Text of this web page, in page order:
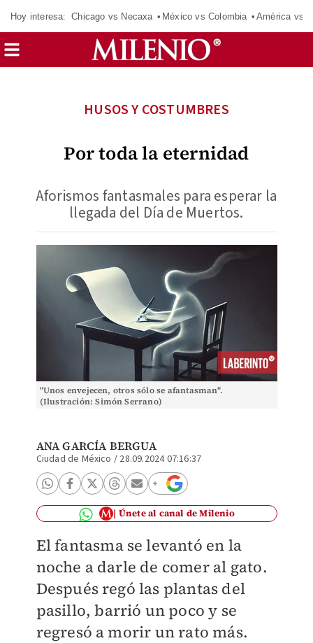
Hoy interesa: Chicago vs Necaxa México vs Colombia América vs
Por toda la eternidad
HUSOS Y COSTUMBRES
Aforismos fantasmales para esperar la
llegada del Día de Muertos.
"Unos envejecen, otros sólo se afantasman".
(Ilustración: Simón Serrano)
ANA GARCÍA BERGUA
Ciudad de México / 28.09.2024 07:16:37
Únete al canal de Milenio
El fantasma se levantó en la
noche a darle de comer al gato.
Después regó las plantas del
pasillo, barrió un poco y se
regresó a morir un rato más.